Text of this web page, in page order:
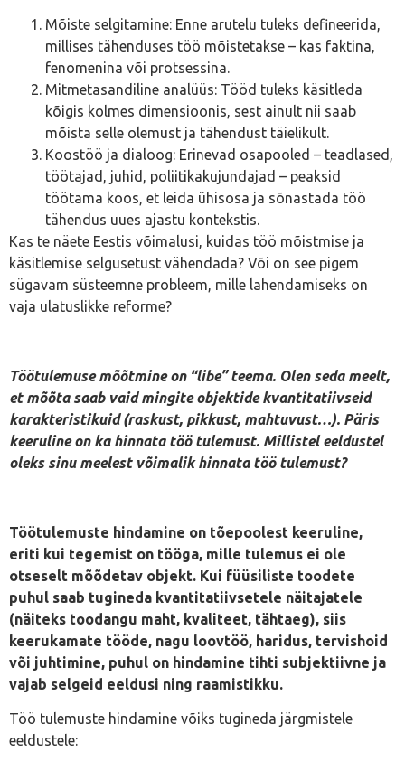
Mõiste selgitamine: Enne arutelu tuleks defineerida,
millises tähenduses töö mõistetakse – kas faktina,
fenomenina või protsessina.
Mitmetasandiline analüüs: Tööd tuleks käsitleda
kõigis kolmes dimensioonis, sest ainult nii saab
mõista selle olemust ja tähendust täielikult.
Koostöö ja dialoog: Erinevad osapooled – teadlased,
töötajad, juhid, poliitikakujundajad – peaksid
töötama koos, et leida ühisosa ja sõnastada töö
tähendus uues ajastu kontekstis.
Kas te näete Eestis võimalusi, kuidas töö mõistmise ja
käsitlemise selgusetust vähendada? Või on see pigem
sügavam süsteemne probleem, mille lahendamiseks on
vaja ulatuslikke reforme?
Töötulemuse mõõtmine on “libe” teema. Olen seda meelt,
et mõõta saab vaid mingite objektide kvantitatiivseid
karakteristikuid (raskust, pikkust, mahtuvust…). Päris
keeruline on ka hinnata töö tulemust. Millistel eeldustel
oleks sinu meelest võimalik hinnata töö tulemust?
Töötulemuste hindamine on tõepoolest keeruline,
eriti kui tegemist on tööga, mille tulemus ei ole
otseselt mõõdetav objekt. Kui füüsiliste toodete
puhul saab tugineda kvantitatiivsetele näitajatele
(näiteks toodangu maht, kvaliteet, tähtaeg), siis
keerukamate tööde, nagu loovtöö, haridus, tervishoid
või juhtimine, puhul on hindamine tihti subjektiivne ja
vajab selgeid eeldusi ning raamistikku.
Töö tulemuste hindamine võiks tugineda järgmistele
eeldustele: